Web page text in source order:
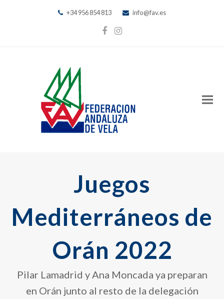
+34 956 854 813 info@fav.es
Facebook
Instagram
Juegos
Mediterráneos de
Orán 2022
Pilar Lamadrid y Ana Moncada ya preparan
en Orán junto al resto de la delegación